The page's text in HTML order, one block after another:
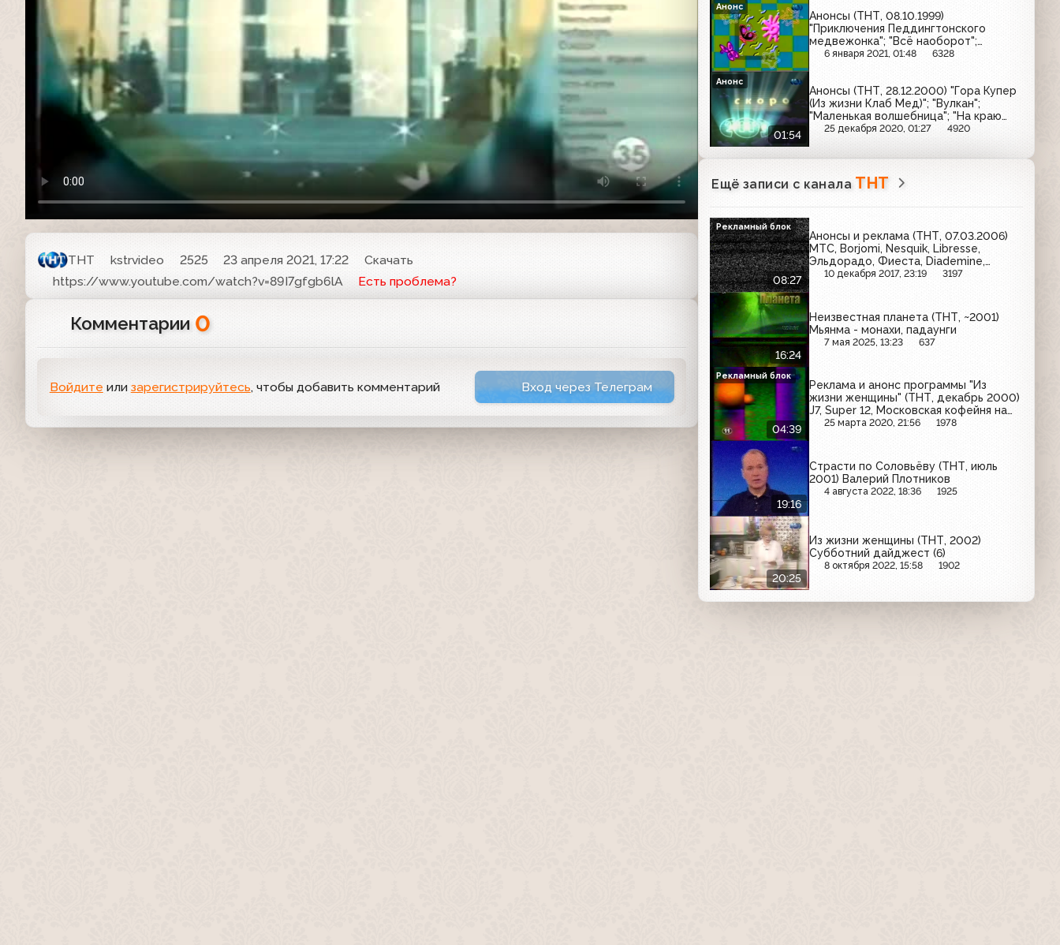
ТНТ kstrvideo 2525 23 апреля 2021, 17:22
Скачать
https://www.youtube.com/watch?v=89I7gfgb6lA
Есть проблема?
Комментарии 0
Войдите или зарегистрируйтесь, чтобы добавить комментарий Вход через Телеграм
Анонсы (ТНТ, 08.10.1999)
"Приключения Педдингтонского
медвежонка"; "Всё наоборот";
"Золотые локоны и три медведя"
6 января 2021, 01:48 6328
Анонс
01:54
Анонсы (ТНТ, 28.12.2000) "Гора Купер
(Из жизни Клаб Мед)"; "Вулкан";
"Маленькая волшебница"; "На краю
Вселенной-2"
25 декабря 2020, 01:27 4920
Анонс
Ещё записи с канала ТНТ
08:27
Анонсы и реклама (ТНТ, 07.03.2006)
МТС, Borjomi, Nesquik, Libresse,
Эльдорадо, Фиеста, Diademine,
McDonald's, Билайн
10 декабря 2017, 23:19 3197
Рекламный блок
16:24
Неизвестная планета (ТНТ, ~2001)
Мьянма - монахи, падаунги
7 мая 2025, 13:23 637
04:39
Реклама и анонс программы "Из
жизни женщины" (ТНТ, декабрь 2000)
J7, Super 12, Московская кофейня на
Паях, Camay, Nescafe, Fiesta, Троя,
25 марта 2020, 21:56 1978
Рекламный блок
19:16
Страсти по Соловьёву (ТНТ, июль
2001) Валерий Плотников
4 августа 2022, 18:36 1925
20:25
Из жизни женщины (ТНТ, 2002)
Субботний дайджест (6)
8 октября 2022, 15:58 1902